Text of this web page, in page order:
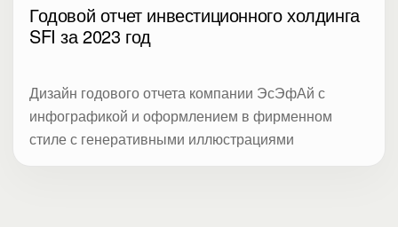
Годовой отчет инвестиционного холдинга
SFI за 2023 год
Дизайн годового отчета компании ЭсЭфАй с
инфографикой и оформлением в фирменном
стиле с генеративными иллюстрациями